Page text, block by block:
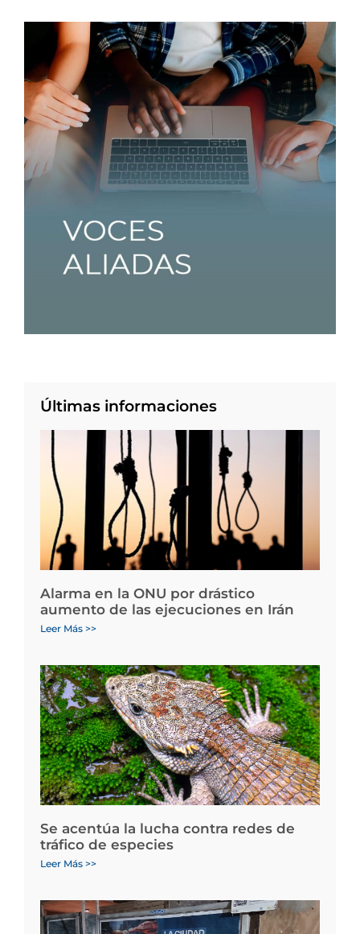
Últimas informaciones
Alarma en la ONU por drástico
aumento de las ejecuciones en Irán
Leer Más >>
Se acentúa la lucha contra redes de
tráfico de especies
Leer Más >>